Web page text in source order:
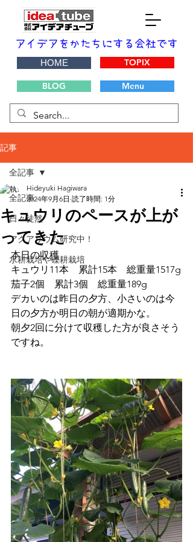
HOME TOPIX
BLOG Menu
記事
全記事
日々徒然
アクアリウム研究中！
水耕栽培や礫耕栽培
全記事
キュウリのペースが上が
ってきた
Hideyuki Hagiwara
2024年9月6日 読了時間: 1分
本日の収穫
キュウリ11本　累計15本　総重量1517g
茄子2個　累計3個　総重量189g
デカいのは昨日の夕方、小さいのは今
日の夕方か明日の朝が適期かな。
朝夕2回に分けて収穫した方が良さそう
ですね。